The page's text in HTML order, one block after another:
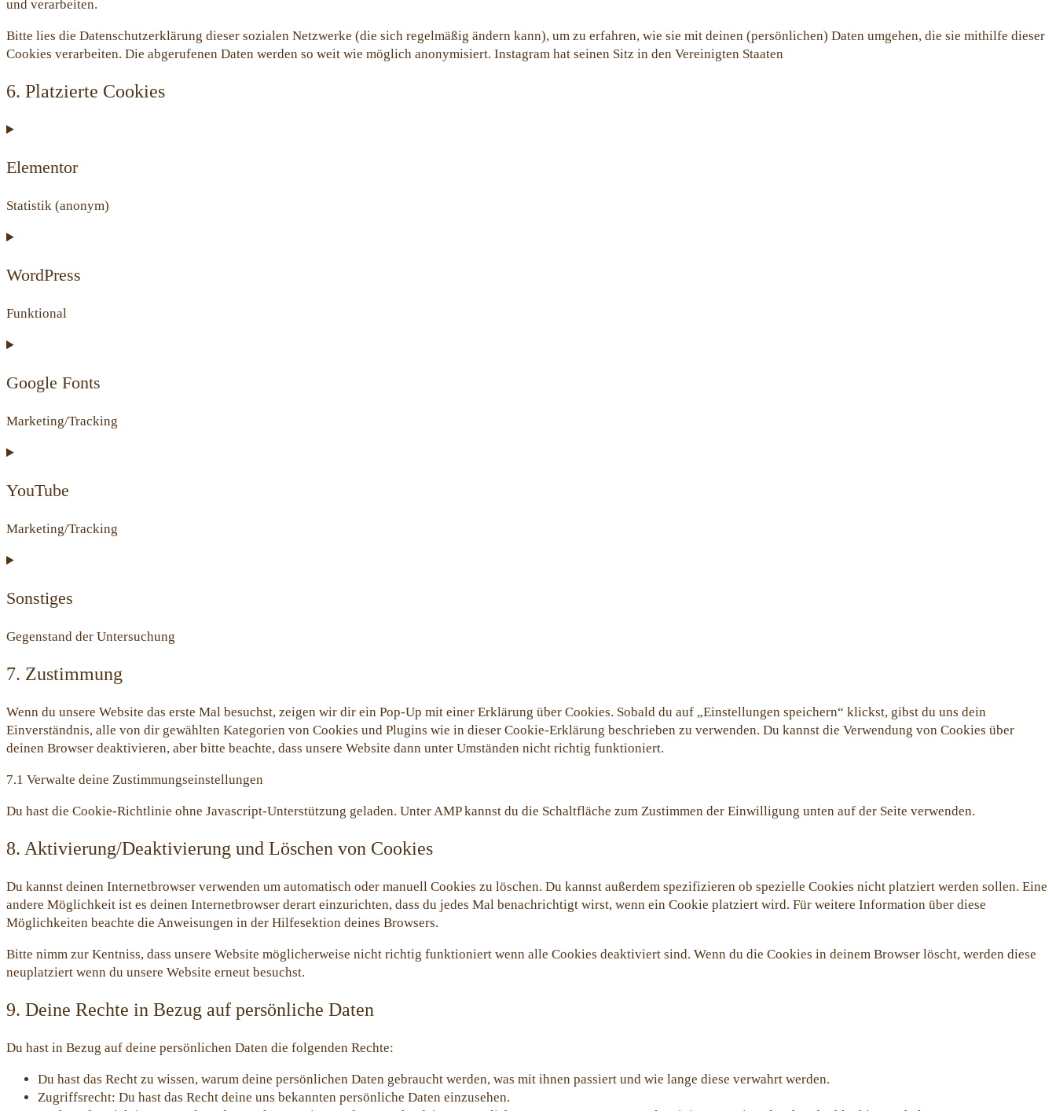
und verarbeiten.
Bitte lies die Datenschutzerklärung dieser sozialen Netzwerke (die sich regelmäßig ändern kann), um zu erfahren, wie sie mit deinen (persönlichen) Daten umgehen, die sie mithilfe dieser
Cookies verarbeiten. Die abgerufenen Daten werden so weit wie möglich anonymisiert. Instagram hat seinen Sitz in den Vereinigten Staaten
6. Platzierte Cookies
Elementor
Statistik (anonym)
Consent
service
WordPress
Funktional
Consent
service
Google Fonts
Marketing/Tracking
Consent
service
fonts
YouTube
Marketing/Tracking
Consent
service
Sonstiges
Gegenstand der Untersuchung
Consent
service
sonstiges
7. Zustimmung
Wenn du unsere Website das erste Mal besuchst, zeigen wir dir ein Pop-Up mit einer Erklärung über Cookies. Sobald du auf „Einstellungen speichern“ klickst, gibst du uns dein
Einverständnis, alle von dir gewählten Kategorien von Cookies und Plugins wie in dieser Cookie-Erklärung beschrieben zu verwenden. Du kannst die Verwendung von Cookies über
deinen Browser deaktivieren, aber bitte beachte, dass unsere Website dann unter Umständen nicht richtig funktioniert.
7.1 Verwalte deine Zustimmungseinstellungen
Du hast die Cookie-Richtlinie ohne Javascript-Unterstützung geladen. Unter AMP kannst du die Schaltfläche zum Zustimmen der Einwilligung unten auf der Seite verwenden.
8. Aktivierung/Deaktivierung und Löschen von Cookies
Du kannst deinen Internetbrowser verwenden um automatisch oder manuell Cookies zu löschen. Du kannst außerdem spezifizieren ob spezielle Cookies nicht platziert werden sollen. Eine
andere Möglichkeit ist es deinen Internetbrowser derart einzurichten, dass du jedes Mal benachrichtigt wirst, wenn ein Cookie platziert wird. Für weitere Information über diese
Möglichkeiten beachte die Anweisungen in der Hilfesektion deines Browsers.
Bitte nimm zur Kentniss, dass unsere Website möglicherweise nicht richtig funktioniert wenn alle Cookies deaktiviert sind. Wenn du die Cookies in deinem Browser löscht, werden diese
neuplatziert wenn du unsere Website erneut besuchst.
9. Deine Rechte in Bezug auf persönliche Daten
Du hast in Bezug auf deine persönlichen Daten die folgenden Rechte:
Du hast das Recht zu wissen, warum deine persönlichen Daten gebraucht werden, was mit ihnen passiert und wie lange diese verwahrt werden.
Zugriffsrecht: Du hast das Recht deine uns bekannten persönliche Daten einzusehen.